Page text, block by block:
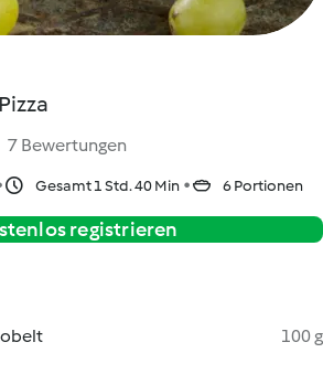
7 Bewertungen
Gesamt 1 Std. 40 Min 6 Portionen
registrieren
100 g